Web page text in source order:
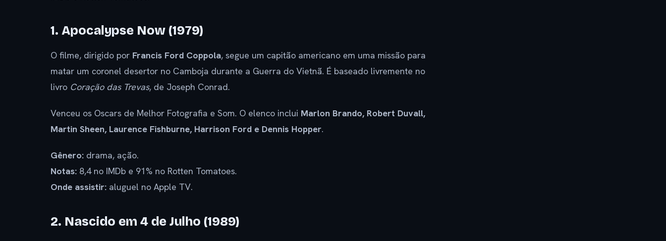
1. Apocalypse Now (1979)
O filme, dirigido por Francis Ford Coppola, segue um capitão americano em uma missão para
matar um coronel desertor no Camboja durante a Guerra do Vietnã. É baseado livremente no
livro Coração das Trevas, de Joseph Conrad.
Venceu os Oscars de Melhor Fotografia e Som. O elenco inclui Marlon Brando, Robert Duvall,
Martin Sheen, Laurence Fishburne, Harrison Ford e Dennis Hopper.
Gênero: drama, ação.
Notas: 8,4 no IMDb e 91% no Rotten Tomatoes.
Onde assistir: aluguel no Apple TV.
2. Nascido em 4 de Julho (1989)